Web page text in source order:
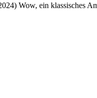
Wow, ein klassisches